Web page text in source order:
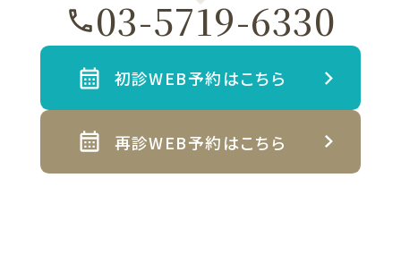
03-5719-6330
初診WEB予約はこちら
再診WEB予約はこちら